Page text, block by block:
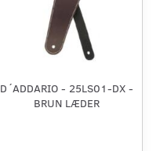
D´ADDARIO - 25LS01-DX -
BRUN LÆDER